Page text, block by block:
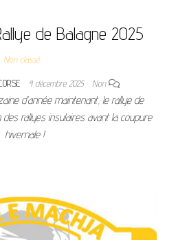
de Balagne 2025
Non classé
4 décembre 2025 Non
d’année maintenant, le rallye de
rallyes insulaires avant la coupure
hivernale !